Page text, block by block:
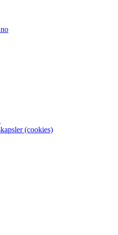
(cookies)